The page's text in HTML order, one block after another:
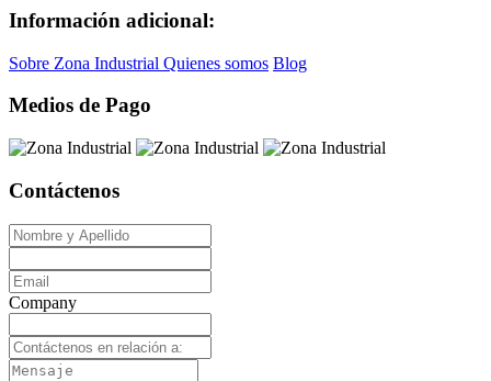
Información adicional:
Sobre Zona Industrial Quienes somos Blog
Medios de Pago
Contáctenos
Company